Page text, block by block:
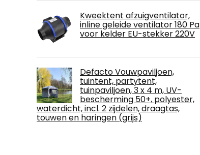
Kweektent afzuigventilator,
inline geleide ventilator 180 Pa
voor kelder EU-stekker 220V
Defacto Vouwpaviljoen,
tuintent, partytent,
tuinpaviljoen, 3 x 4 m, UV-
bescherming 50+, polyester,
waterdicht, incl. 2 zijdelen, draagtas,
touwen en haringen (grijs)